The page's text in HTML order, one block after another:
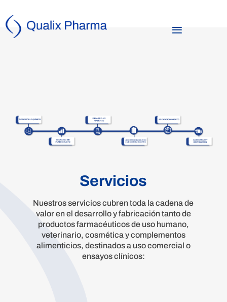
Servicios
Nuestros servicios cubren toda la cadena de
valor en el desarrollo y fabricación tanto de
productos farmacéuticos de uso humano,
veterinario, cosmética y complementos
alimenticios, destinados a uso comercial o
ensayos clínicos: